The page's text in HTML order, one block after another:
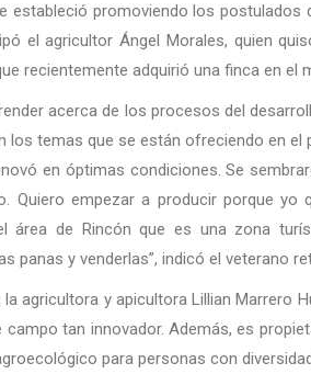
estableció promoviendo los
el agricultor Ángel Morales, quien
recientemente adquirió una finca en el
acerca de los procesos del
los temas que se están ofreciendo en
en óptimas condiciones. Se
Quiero empezar a producir porque yo
área de Rincón que es una zona
panas y venderlas”, indicó el veterano
agricultora y apicultora Lillian Marrero
campo tan innovador. Además, es
para personas con